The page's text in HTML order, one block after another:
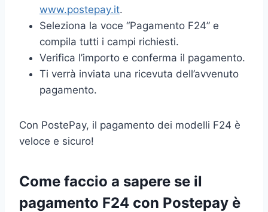
www.postepay.it.
Seleziona la voce “Pagamento F24” e
compila tutti i campi richiesti.
Verifica l’importo e conferma il pagamento.
Ti verrà inviata una ricevuta dell’avvenuto
pagamento.
Con PostePay, il pagamento dei modelli F24 è
veloce e sicuro!
Come faccio a sapere se il
pagamento F24 con Postepay è